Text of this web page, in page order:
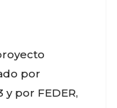
por
y por FEDER,